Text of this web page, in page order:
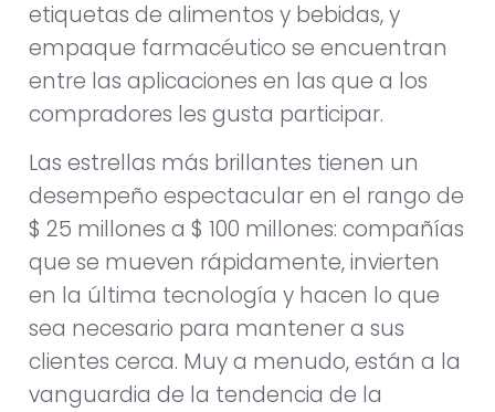
etiquetas de alimentos y bebidas, y
empaque farmacéutico se encuentran
entre las aplicaciones en las que a los
compradores les gusta participar.
Las estrellas más brillantes tienen un
desempeño espectacular en el rango de
$ 25 millones a $ 100 millones: compañías
que se mueven rápidamente, invierten
en la última tecnología y hacen lo que
sea necesario para mantener a sus
clientes cerca. Muy a menudo, están a la
vanguardia de la tendencia de la